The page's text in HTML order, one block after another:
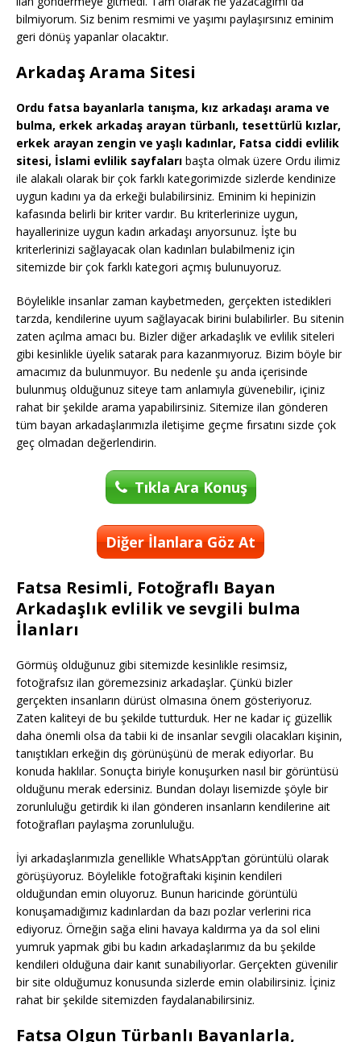
bilmiyorum. Siz benim resmimi ve yaşımı paylaşırsınız eminim
geri dönüş yapanlar olacaktır.
Arkadaş Arama Sitesi
Ordu fatsa bayanlarla tanışma, kız arkadaşı arama ve
bulma, erkek arkadaş arayan türbanlı, tesettürlü kızlar,
erkek arayan zengin ve yaşlı kadınlar, Fatsa ciddi evlilik
sitesi, İslami evlilik sayfaları başta olmak üzere Ordu ilimiz
ile alakalı olarak bir çok farklı kategorimizde sizlerde kendinize
uygun kadını ya da erkeği bulabilirsiniz. Eminim ki hepinizin
kafasında belirli bir kriter vardır. Bu kriterlerinize uygun,
hayallerinize uygun kadın arkadaşı arıyorsunuz. İşte bu
kriterlerinizi sağlayacak olan kadınları bulabilmeniz için
sitemizde bir çok farklı kategori açmış bulunuyoruz.
Böylelikle insanlar zaman kaybetmeden, gerçekten istedikleri
tarzda, kendilerine uyum sağlayacak birini bulabilirler. Bu sitenin
zaten açılma amacı bu. Bizler diğer arkadaşlık ve evlilik siteleri
gibi kesinlikle üyelik satarak para kazanmıyoruz. Bizim böyle bir
amacımız da bulunmuyor. Bu nedenle şu anda içerisinde
bulunmuş olduğunuz siteye tam anlamıyla güvenebilir, içiniz
rahat bir şekilde arama yapabilirsiniz. Sitemize ilan gönderen
tüm bayan arkadaşlarımızla iletişime geçme fırsatını sizde çok
geç olmadan değerlendirin.
Tıkla Ara Konuş
Diğer İlanlara Göz At
Fatsa Resimli, Fotoğraflı Bayan
Arkadaşlık evlilik ve sevgili bulma
İlanları
Görmüş olduğunuz gibi sitemizde kesinlikle resimsiz,
fotoğrafsız ilan göremezsiniz arkadaşlar. Çünkü bizler
gerçekten insanların dürüst olmasına önem gösteriyoruz.
Zaten kaliteyi de bu şekilde tutturduk. Her ne kadar iç güzellik
daha önemli olsa da tabii ki de insanlar sevgili olacakları kişinin,
tanıştıkları erkeğin dış görünüşünü de merak ediyorlar. Bu
konuda haklılar. Sonuçta biriyle konuşurken nasıl bir görüntüsü
olduğunu merak edersiniz. Bundan dolayı lisemizde şöyle bir
zorunluluğu getirdik ki ilan gönderen insanların kendilerine ait
fotoğrafları paylaşma zorunluluğu.
İyi arkadaşlarımızla genellikle WhatsApp’tan görüntülü olarak
görüşüyoruz. Böylelikle fotoğraftaki kişinin kendileri
olduğundan emin oluyoruz. Bunun haricinde görüntülü
konuşamadığımız kadınlardan da bazı pozlar verlerini rica
ediyoruz. Örneğin sağa elini havaya kaldırma ya da sol elini
yumruk yapmak gibi bu kadın arkadaşlarımız da bu şekilde
kendileri olduğuna dair kanıt sunabiliyorlar. Gerçekten güvenilir
bir site olduğumuz konusunda sizlerde emin olabilirsiniz. İçiniz
rahat bir şekilde sitemizden faydalanabilirsiniz.
Fatsa Olgun Türbanlı Bayanlarla,